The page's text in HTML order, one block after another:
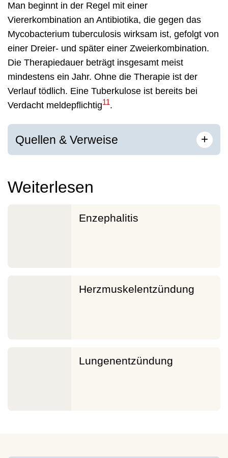
Man beginnt in der Regel mit einer
Viererkombination an Antibiotika, die gegen das
Mycobacterium tuberculosis wirksam ist, gefolgt von
einer Dreier- und später einer Zweierkombination.
Die Therapiedauer beträgt insgesamt meist
mindestens ein Jahr. Ohne die Therapie ist der
Verlauf tödlich. Eine Tuberkulose ist bereits bei
Verdacht meldepflichtig11.
Quellen & Verweise +
Weiterlesen
Enzephalitis
Herzmuskelentzündung
Lungenentzündung